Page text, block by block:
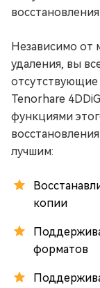
Независимо от
удаления, вы
Tenorhare
функциями
лучшим:
копии
форматов